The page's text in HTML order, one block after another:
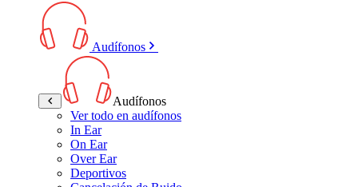
Audífonos
Audífonos
Ver todo en audífonos
In Ear
On Ear
Over Ear
Deportivos